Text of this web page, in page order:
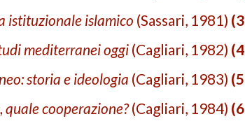
3)
istituzionale islamico (Sassari, 1981).
4)
mediterranei oggi (Cagliari, 1982).
5)
storia e ideologia (Cagliari, 1983).
6)
cooperazione?(Ca­gliari, 1984).